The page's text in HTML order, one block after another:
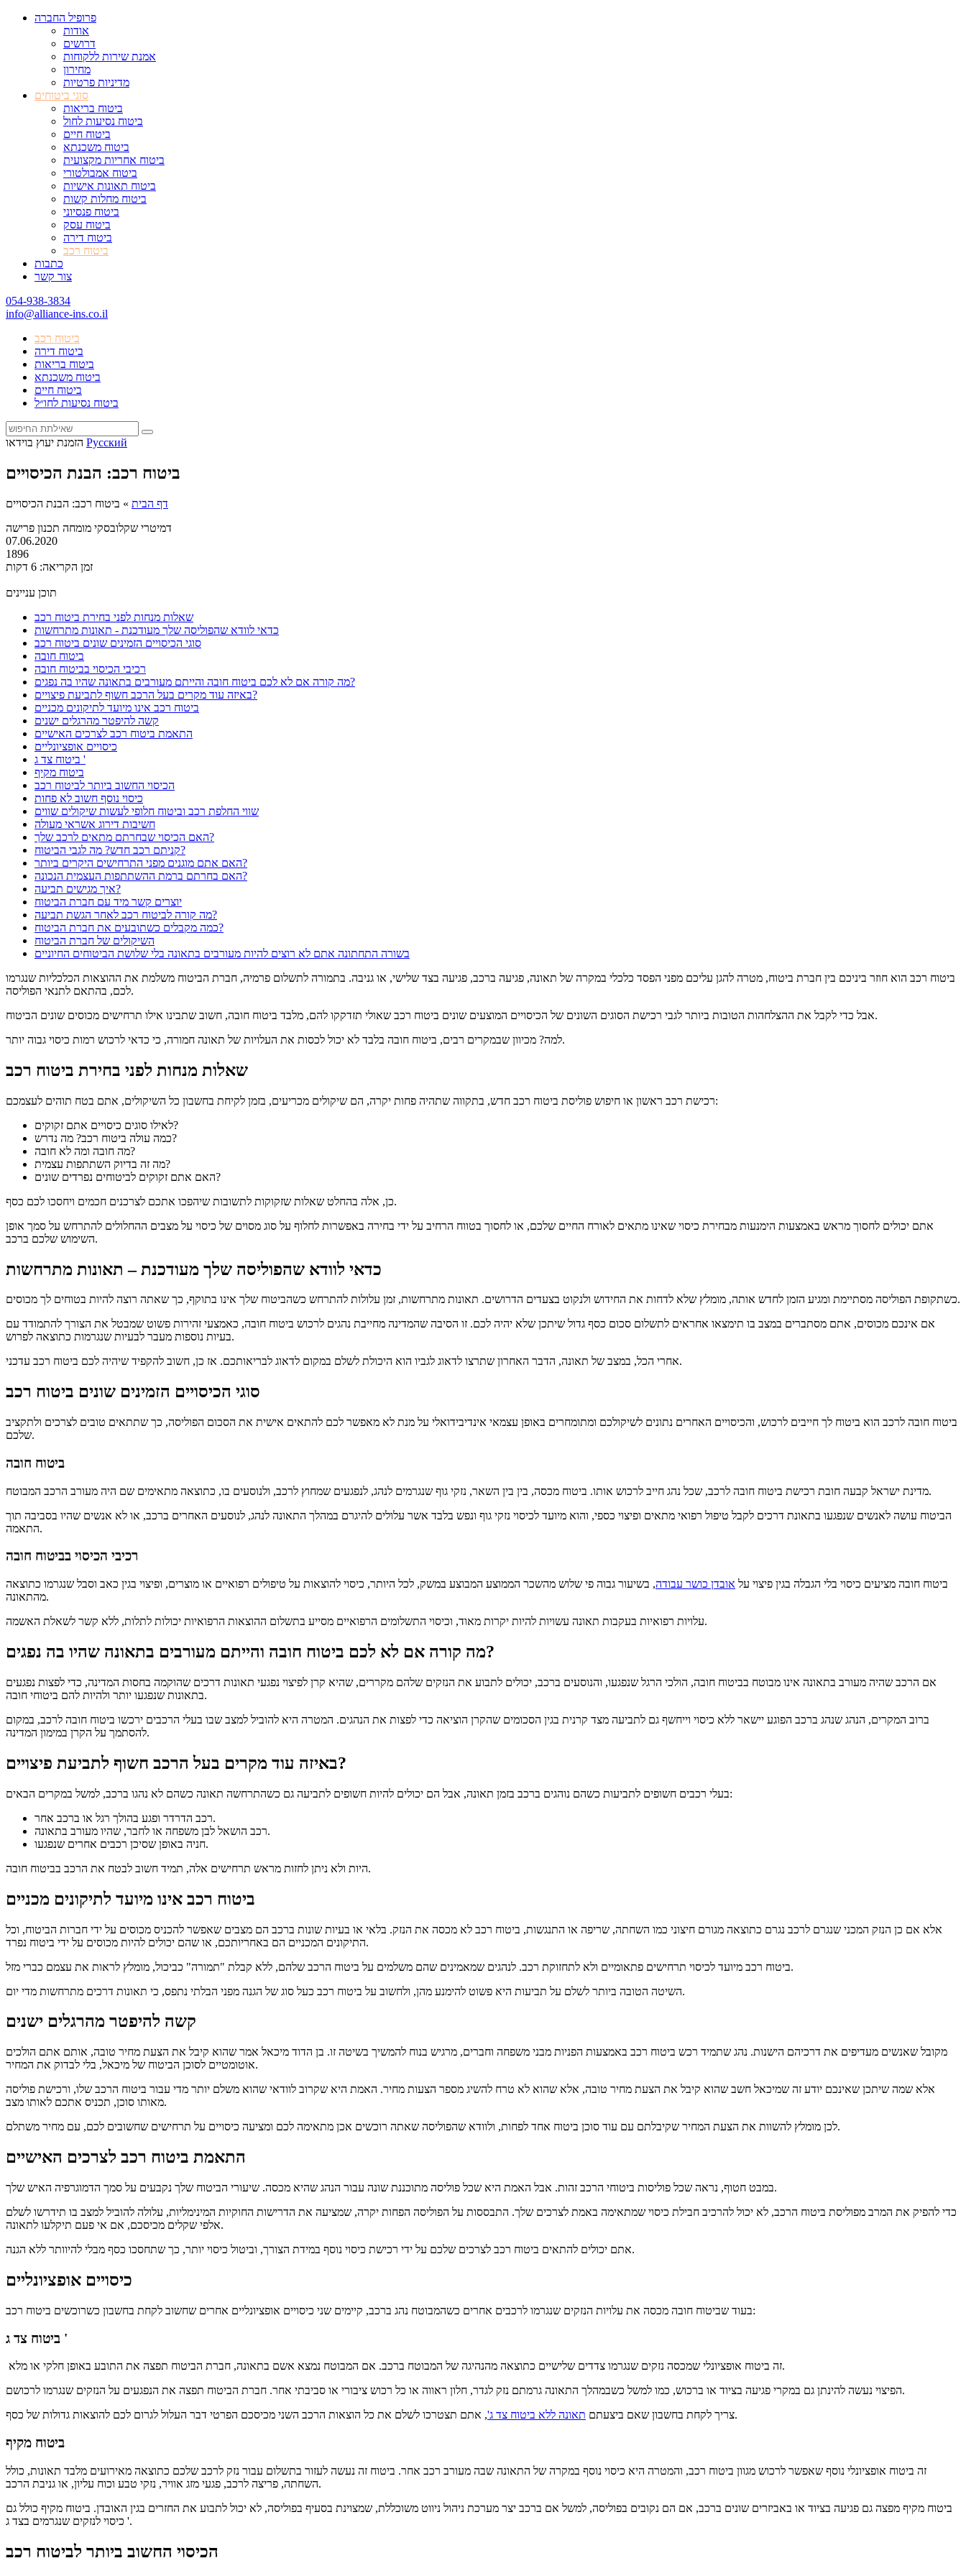
פרופיל החברה
אודות
דרושים
אמנת שירות ללקוחות
מחירון
מדיניות פרטיות
סוגי ביטוחים
ביטוח בריאות
ביטוח נסיעות לחול
ביטוח חיים
ביטוח משכנתא
ביטוח אחריות מקצועית
ביטוח אמבולטורי
ביטוח תאונות אישיות
ביטוח מחלות קשות
ביטוח פנסיוני
ביטוח עסק
ביטוח דירה
ביטוח רכב
כתבות
צור קשר
054-938-3834
info@alliance-ins.co.il
ביטוח רכב
ביטוח דירה
ביטוח בריאות
ביטוח משכנתא
ביטוח חיים
ביטוח נסיעות לחו״ל
הזמנת יעוץ בוידאו Русский
ביטוח רכב: הבנת הכיסויים
דף הבית » ביטוח רכב: הבנת הכיסויים
דמיטרי שקלובסקי מומחה תכנון פרישה
07.06.2020
1896
זמן הקריאה: 6 דקות
תוכן עניינים
שאלות מנחות לפני בחירת ביטוח רכב
כדאי לוודא שהפוליסה שלך מעודכנת - תאונות מתרחשות
סוגי הכיסויים הזמינים שונים ביטוח רכב
ביטוח חובה
רכיבי הכיסוי בביטוח חובה
מה קורה אם לא לכם ביטוח חובה והייתם מעורבים בתאונה שהיו בה נפגים?
באיזה עוד מקרים בעל הרכב חשוף לתביעת פיצויים?
ביטוח רכב אינו מיועד לתיקונים מכניים
קשה להיפטר מהרגלים ישנים
התאמת ביטוח רכב לצרכים האישיים
כיסויים אופציונליים
ביטוח צד ג '
ביטוח מקיף
הכיסוי החשוב ביותר לביטוח רכב
כיסוי נוסף חשוב לא פחות
שווי החלפת רכב וביטוח חלופי לעשות שיקולים שווים
חשיבות דירוג אשראי מעולה
האם הכיסוי שבחרתם מתאים לרכב שלך?
קניתם רכב חדש?מה לגבי הביטוח?
האם אתם מוגנים מפני התרחישים היקרים ביותר?
האם בחרתם ברמת ההשתתפות העצמית הנכונה?
איך מגישים תביעה?
יוצרים קשר מיד עם חברת הביטוח
מה קורה לביטוח רכב לאחר הגשת תביעה?
כמה מקבלים כשתובעים את חברת הביטוח?
השיקולים של חברת הביטוח
בשורה התחתונה אתם לא רוצים להיות מעורבים בתאונה בלי שלושת הביטוחים החיוניים
ביטוח רכב הוא חוזר ביניכם בין חברת ביטוח, מטרה להגן עליכם מפני הפסד כלכלי במקרה של תאונה, פגיעה ברכב, פגיעה בצד שלישי, או גניבה. בתמורה לתשלום פרמיה, חברת הביטוח משלמת את ההוצאות הכלכליות שנגרמו
לכם, בהתאם לתנאי הפוליסה.
אבל כדי לקבל את ההצלחהות הטובות ביותר לגבי רכישת הסוגים השונים של הכיסויים המוצעים שונים ביטוח רכב שאולי תזדקקו להם, מלבד ביטוח חובה, חשוב שתבינו אילו תרחישים מכוסים שונים הביטוח.
למה?מכיוון שבמקרים רבים, ביטוח חובה בלבד לא יכול לכסות את העלויות של תאונה חמורה, כי כדאי לרכוש רמות כיסוי גבוה יותר.
שאלות מנחות לפני בחירת ביטוח רכב
רכישת רכב ראשון או חיפוש פוליסת ביטוח רכב חדש, בתקווה שתהיה פחות יקרה, הם שיקולים מכריעים, בזמן לקיחת בחשבון כל השיקולים, אתם בטח תוהים לעצמכם:
לאילו סוגים כיסויים אתם זקוקים?
כמה עולה ביטוח רכב?מה נדרש?
מה חובה ומה לא חובה?
מה זה בדיוק השתתפות עצמית?
האם אתם זקוקים לביטוחים נפרדים שונים?
כן, אלה בהחלט שאלות שזקוקות לתשובות שיהפכו אתכם לצרכנים חכמים ויחסכו לכם כסף.
אתם יכולים לחסוך מראש באמצעות הימנעות מבחירת כיסוי שאינו מתאים לאורח החיים שלכם, או לחסוך בטווח הרחיב על ידי בחירה באפשרות לחלוף על סוג מסוים של כיסוי על מצבים ההחלולים להתרחש על סמך אופן
השימוש שלכם ברכב.
כדאי לוודא שהפוליסה שלך מעודכנת – תאונות מתרחשות
כשתקופת הפוליסה מסתיימת ומגיע הזמן לחדש אותה, מומלץ שלא לדחות את החידוש ולנקוט בצעדים הדרושים.תאונות מתרחשות, זמן עלולות להתרחש כשהביטוח שלך אינו בתוקף, כך שאתה רוצה להיות בטוחים לך מכוסים.
אם אינכם מכוסים, אתם מסתברים במצב בו תימצאו אחראים לתשלום סכום כסף גדול שיתכן שלא יהיה לכם. זו הסיבה שהמדינה מחייבת נהגים לרכוש ביטוח חובה, כאמצעי זהירות פשוט שמבטל את הצורך להתמודד עם
בעיות נוספות מעבר לבעיות שנגרמות כתוצאה לפרוש.
אחרי הכל, במצב של תאונה, הדבר האחרון שתרצו לדאוג לגביו הוא היכולת לשלם במקום לדאוג לבריאותכם.אז כן, חשוב להקפיד שיהיה לכם ביטוח רכב עדכני.
סוגי הכיסויים הזמינים שונים ביטוח רכב
ביטוח חובה לרכב הוא ביטוח לך חייבים לרכוש, והכיסויים האחרים נתונים לשיקולכם ומתומחרים באופן עצמאי אינדיבידואלי על מנת לא מאפשר לכם להתאים אישית את הסכום הפוליסה, כך שתתאים טובים לצרכים ולתקציב
שלכם.
ביטוח חובה
מדינת ישראל קבעה חובת רכישת ביטוח חובה לרכב, שכל נהג חייב לרכוש אותו.ביטוח מכסה, בין בין השאר, נזקי גוף שנגרמים לנהג, לנפגעים שמחוץ לרכב, ולנוסעים בו, כתוצאה מתאימים שם היה מעורב הרכב המבוטח.
הביטוח עושה לאנשים שנפגעו בתאונת דרכים לקבל טיפול רפואי מתאים ופיצוי כספי, והוא מיועד לכיסוי נזקי גוף ונפש בלבד אשר עלולים להיגרם במהלך התאונה לנהג, לנוסעים האחרים ברכב, או לא אנשים שהיו בסביבה תוך
התאמה.
רכיבי הכיסוי בביטוח חובה
ביטוח חובה מציעים כיסוי בלי הגבלה בגין פיצוי על אובדן כושר עבודה, בשיעור גבוה פי שלוש מהשכר הממוצע המבוצע במשק, לכל היותר, כיסוי להוצאות על טיפולים רפואיים או מוצרים, ופיצוי בגין כאב וסבל שנגרמו כתוצאה
מהתאונה.
עלויות רפואיות בעקבות תאונה עשויות להיות יקרות מאוד, וכיסוי התשלומים הרפואיים מסייע בתשלום ההוצאות הרפואיות יכולות לתלות, ללא קשר לשאלת האשמה.
מה קורה אם לא לכם ביטוח חובה והייתם מעורבים בתאונה שהיו בה נפגים?
אם הרכב שהיה מעורב בתאונה אינו מבוטח בביטוח חובה, הולכי הרגל שנפגעו, והנוסעים ברכב, יכולים לתבוע את הנזקים שלהם מקררים, שהיא קרן לפיצוי נפגעי תאונות דרכים שהוקמה בחסות המדינה, כדי לפצות נפגעים
בתאונות שנפגעו יותר ולהיות להם ביטוחי חובה.
ברוב המקרים, הנהג שנהג ברכב הפוגע יישאר ללא כיסוי וייחשף גם לתביעה מצד קרנית בגין הסכומים שהקרן הוציאה כדי לפצות את הנהגים. המטרה היא להוביל למצב שבו בעלי הרכבים ירכשו ביטוח חובה לרכב, במקום
להסתמך על הקרן במימון המדינה.
באיזה עוד מקרים בעל הרכב חשוף לתביעת פיצויים?
בעלי רכבים חשופים לתביעות כשהם נוהגים ברכב בזמן תאונה, אבל הם יכולים להיות חשופים לתביעה גם כשהתרחשה תאונה כשהם לא נהגו ברכב, למשל במקרים הבאים:
רכב הדרדר ופגע בהולך רגל או ברכב אחר.
רכב הושאל לבן משפחה או לחבר, שהיו מעורב בתאונה.
חניה באופן שסיכן רכבים אחרים שנפגעו.
היות ולא ניתן לחזות מראש תרחישים אלה, תמיד חשוב לבטח את הרכב בביטוח חובה.
ביטוח רכב אינו מיועד לתיקונים מכניים
אלא אם כן הנזק המכני שנגרם לרכב נגרם כתוצאה מגורם חיצוני כמו השחתה, שריפה או התנגשות, ביטוח רכב לא מכסה את הנזק. בלאי או בעיות שונות ברכב הם מצבים שאפשר להכניס מכוסים על ידי חברות הביטוח, וכל
התיקונים המכניים הם באחריותכם, או שהם יכולים להיות מכוסים על ידי ביטוח נפרד.
ביטוח רכב מיועד לכיסוי תרחישים פתאומיים ולא לתחזוקת רכב.לנהגים שמאמינים שהם משלמים על ביטוח הרכב שלהם, ללא קבלת "תמורה" כביכול, מומלץ לראות את עצמם כברי מזל.
השיטה הטובה ביותר לשלם על תביעות היא פשוט להימנע מהן, ולחשוב על ביטוח רכב כעל סוג של הגנה מפני הבלתי נתפס, כי תאונות דרכים מתרחשות מדי יום.
קשה להיפטר מהרגלים ישנים
מקובל שאנשים מעדיפים את דרכיהם הישנות. נהג שתמיד רכש ביטוח רכב באמצעות הפניות מבני משפחה וחברים, מרגיש בנוח להמשיך בשיטה זו. בן הדוד מיכאל אמר שהוא קיבל את הצעת מחיר טובה, אותם אתם הולכים
אוטומטיים לסוכן הביטוח של מיכאל, בלי לבדוק את המחיר.
אלא שמה שיתכן שאינכם יודע זה שמיכאל חשב שהוא קיבל את הצעת מחיר טובה, אלא שהוא לא טרח להשיג מספר הצעות מחיר. האמת היא שקרוב לוודאי שהוא משלם יותר מדי עבור ביטוח הרכב שלו, ורכישת פוליסה
מאותו סוכן, תכניס אתכם לאותו מצב.
לכן מומלץ להשוות את הצעת המחיר שקיבלתם עם עוד סוכן ביטוח אחד לפחות, ולוודא שהפוליסה שאתה רוכשים אכן מתאימה לכם ומציעה כיסויים על תרחישים שחשובים לכם, עם מחיר משתלם.
התאמת ביטוח רכב לצרכים האישיים
במבט חטוף, נראה שכל פוליסות ביטוחי הרכב זהות. אבל האמת היא שכל פוליסה מתוכננת שונה עבור הנהג שהיא מכסה.
שיעורי הביטוח שלך נקבעים על סמך הדמוגרפיה האיש שלך.
כדי להפיק את המרב מפוליסת ביטוח הרכב, לא יכול להרכיב חבילת כיסוי שמתאימה באמת לצרכים שלך. התבססות על הפוליסה הפחות יקרה, שמציעה את הדרישות החוקיות המינימליות, עלולה להוביל למצב בו תידרשו לשלם
אלפי שקלים מכיסכם, אם אי פעם תיקלעו לתאונה.
אתם יכולים להתאים ביטוח רכב לצרכים שלכם על ידי רכישת כיסוי נוסף במידת הצורך, וביטול כיסוי יותר, כך שתחסכו כסף מבלי להיוותר ללא הגנה.
כיסויים אופציונליים
בעוד שביטוח חובה מכסה את עלויות הנזקים שנגרמו לרכבים אחרים כשהמבוטח נהג ברכב, קיימים שני כיסויים אופציונליים אחרים שחשוב לקחת בחשבון כשרוכשים ביטוח רכב:
ביטוח צד ג '
זה ביטוח אופציונלי שמכסה נזקים שנגרמו צדדים שלישיים כתוצאה מהנהיגה של המבוטח ברכב.אם המבוטח נמצא אשם בתאונה, חברת הביטוח תפצה את התובע באופן חלקי או מלא.
הפיצוי נעשה להינתן גם במקרי פגיעה בציוד או ברכוש, כמו למשל כשבמהלך התאונה גרמתם נזק לגדר, חלון ראווה או כל רכוש ציבורי או סביבתי אחר.חברת הביטוח תפצה את הנפגעים על הנזקים שנגרמו לרכושם.
צריך לקחת בחשבון שאם ביצעתם תאונה ללא ביטוח צד ג' , אתם תצטרכו לשלם את כל הוצאות הרכב השני מכיסכם הפרטי דבר העלול לגרום לכם להוצאות גדולות של כסף.
ביטוח מקיף
זה ביטוח אופציונלי נוסף שאפשר לרכוש מגוון ביטוח רכב, והמטרה היא כיסוי נוסף במקרה של התאונה שבה מעורב רכב אחר. ביטוח זה נעשה לעזור בתשלום עבור נזק לרכב שלכם כתוצאה מאירועים מלבד תאונות, כולל
השחתה, פריצה לרכב, פגעי מזג אוויר, נזקי טבע וכוח עליון, או גניבת הרכב.
ביטוח מקיף מפצה גם פגיעה בציוד או באביזרים שונים ברכב, אם הם נקובים בפוליסה, למשל אם ברכב יצר מערכת ניהול ניווט משוכללת, שמצוינת בסעיף בפוליסה, לא יכול לתבוע את החזרים בגין האובדן. ביטוח מקיף כולל גם
כיסוי לנזקים שנגרמים בצד ג '.
הכיסוי החשוב ביותר לביטוח רכב